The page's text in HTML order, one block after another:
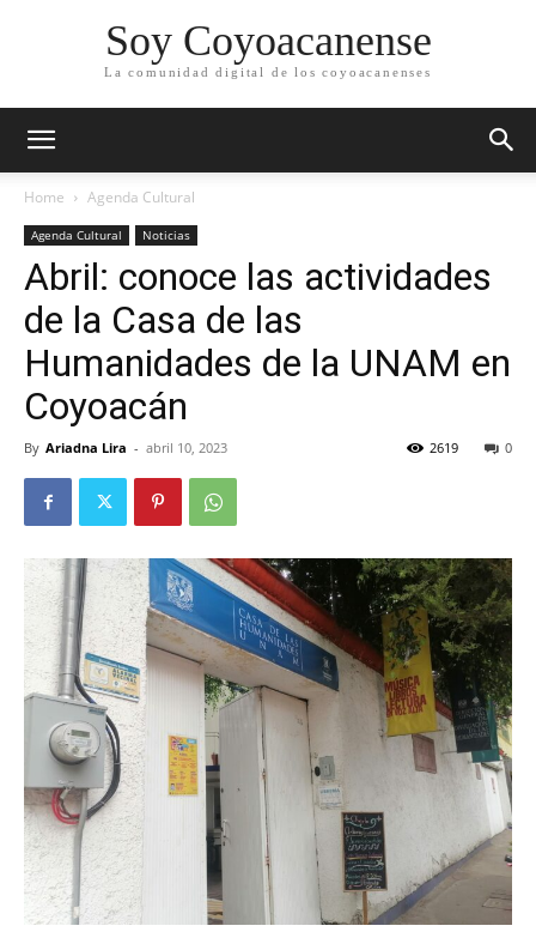
Soy Coyoacanense
La comunidad digital de los coyoacanenses
Home Agenda Cultural
Agenda Cultural Noticias
Abril: conoce las actividades
de la Casa de las
Humanidades de la UNAM en
Coyoacán
By Ariadna Lira - abril 10, 2023 0
2619